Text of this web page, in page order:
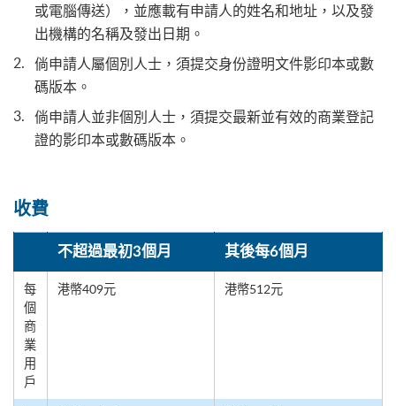
或電腦傳送），並應載有申請人的姓名和地址，以及發
出機構的名稱及發出日期。
倘申請人屬個別人士，須提交身份證明文件影印本或數
碼版本。
倘申請人並非個別人士，須提交最新並有效的商業登記
證的影印本或數碼版本。
收費
不超過最初3個月 其後每6個月
每
個
商
業
用
戶
港幣409元 港幣512元